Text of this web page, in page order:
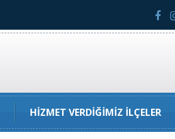
HIZMET VERDIĞIMIZ İLÇELER